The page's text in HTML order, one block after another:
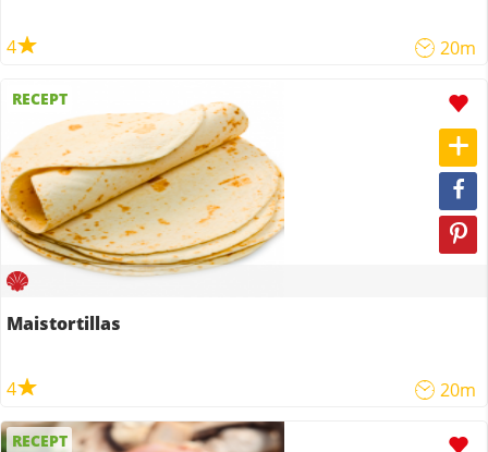
4 20m
RECEPT
Maistortillas
4 20m
RECEPT